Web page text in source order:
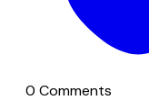
0 Comments